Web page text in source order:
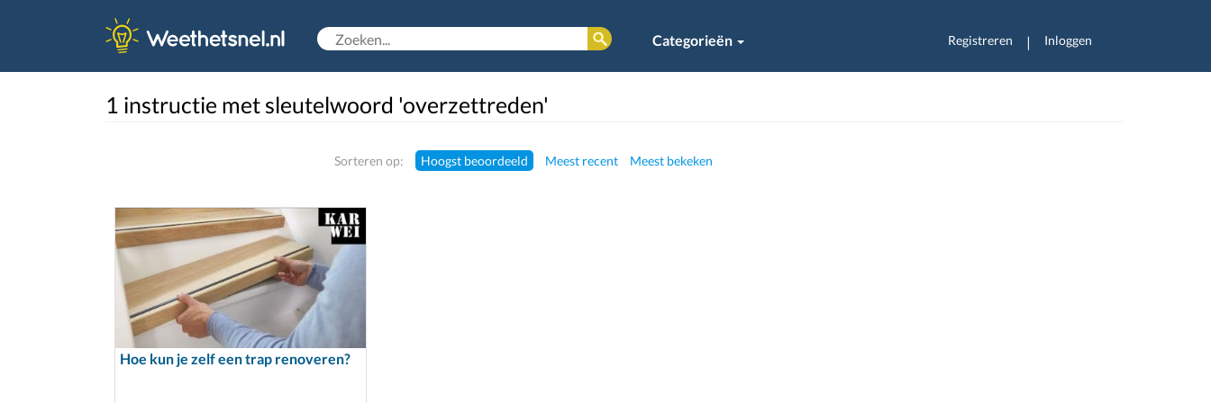
Categorieën Registreren | Inloggen
1 instructie met sleutelwoord 'overzettreden'
Sorteren op: Hoogst beoordeeld Meest recent Meest bekeken
Hoe kun je zelf een trap renoveren?